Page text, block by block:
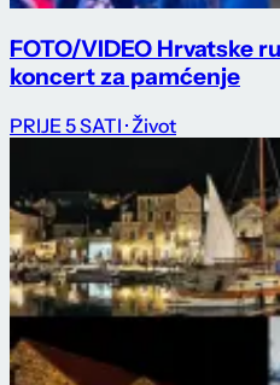
FOTO/VIDEO Hrvatske
koncert za pamćenje
PRIJE 5 SATI · Život